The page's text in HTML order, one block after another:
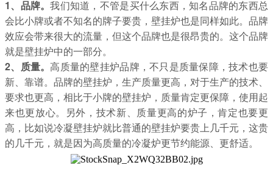
1、品牌。我们知道，不管是买什么东西，知名品牌的东西总
会比小牌或者不知名的牌子要贵，壁挂炉也是同样如此。品牌
效应会带来很大的流量，但这个品牌也是很昂贵的。这个品牌
就是壁挂炉中的一部分。
2、质量。高质量的壁挂炉品牌，不只是质量保障，技术也要
新、靠谱。品牌的壁挂炉，生产质量更高，对于生产的技术、
要求也更高，相比于小牌的壁挂炉，质量肯定更保障，使用起
来也更放心。另外，技术新、质量更高的炉子，肯定也要更
高，比如说冷凝壁挂炉就比普通的壁挂炉要贵上几千元，这贵
的几千元，就是因为高质量的冷凝炉更节约能源、更舒适。